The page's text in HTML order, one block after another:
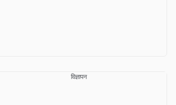
विज्ञापन